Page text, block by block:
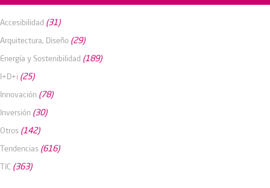
Accesibilidad (31)
Arquitectura, Diseño (29)
Energía y Sostenibilidad (189)
I+D+i (25)
Innovación (78)
Inversión (30)
Otros (142)
Tendencias (616)
TIC (363)